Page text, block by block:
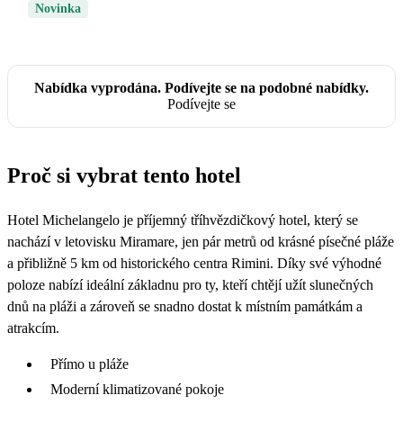
Novinka
Nabídka vyprodána. Podívejte se na podobné nabídky.
Podívejte se
Proč si vybrat tento hotel
Hotel Michelangelo je příjemný tříhvězdičkový hotel, který se
nachází v letovisku Miramare, jen pár metrů od krásné písečné pláže
a přibližně 5 km od historického centra Rimini. Díky své výhodné
poloze nabízí ideální základnu pro ty, kteří chtějí užít slunečných
dnů na pláži a zároveň se snadno dostat k místním památkám a
atrakcím.
Přímo u pláže
Moderní klimatizované pokoje